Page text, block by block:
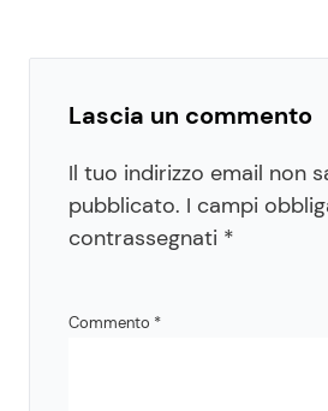
Lascia un commento
Il tuo indirizzo email non
pubblicato. I campi
contrassegnati *
Commento *